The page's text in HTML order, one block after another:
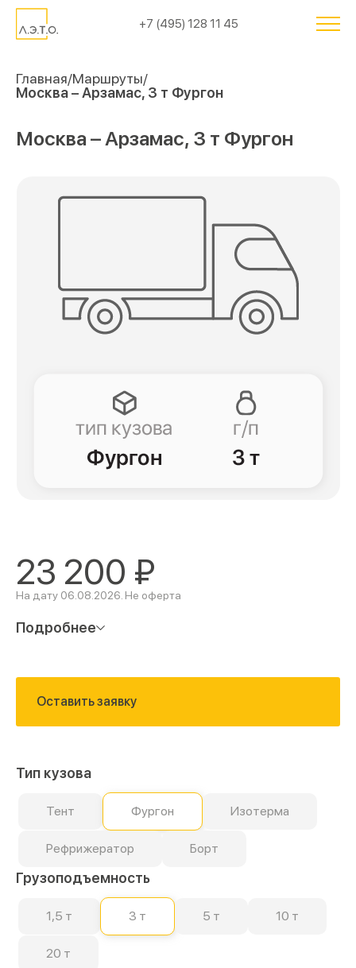
+7 (495) 128 11 45
Главная Маршруты
Москва – Арзамас, 3 т Фургон
Москва – Арзамас, 3 т Фургон
23 200 ₽
На дату 06.08.2026. Не оферта
Подробнее
Оставить заявку
Тип кузова
Тент Фургон Изотерма
Рефрижератор Борт
Грузоподъемность
1,5 т 3 т 5 т 10 т
20 т